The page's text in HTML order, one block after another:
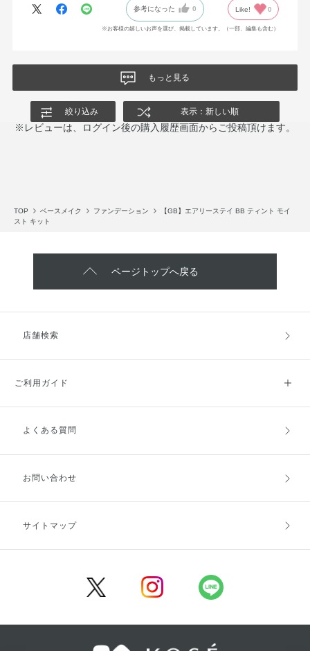
参考になった 0 Like! 0
※お客様の嬉しいお声を選び、掲載しています。（一部、編集も含む）
もっと見る
絞り込み 表示：新しい順
※レビューは、ログイン後の購入履歴画面からご投稿頂けます。
TOP ベースメイク ファンデーション
【GB】エアリーステイ BB ティント モイ
スト キット
ページトップへ戻る
店舗検索
ご利用ガイド
ご利用ガイドトップ
お支払方法
キャンセル・返品・交換
よくある質問
お問い合わせ
サイトマップ